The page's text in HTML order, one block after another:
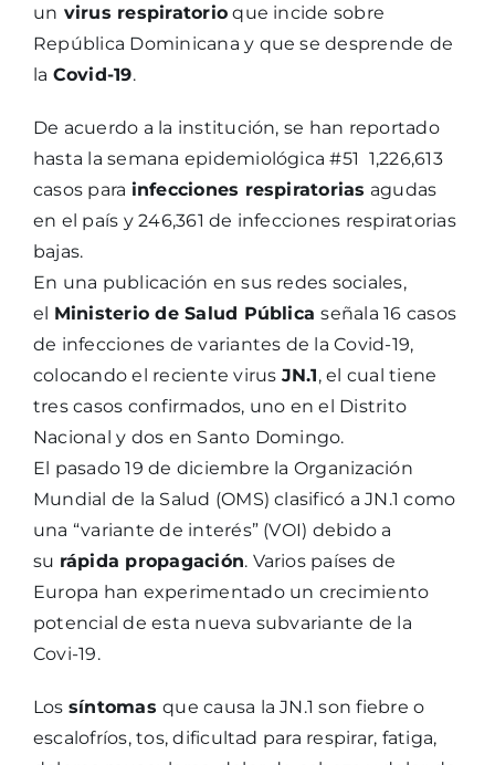
un virus respiratorio que incide sobre
República Dominicana y que se desprende de
la Covid-19.
De acuerdo a la institución, se han reportado
hasta la semana epidemiológica #51 1,226,613
casos para infecciones respiratorias agudas
en el país y 246,361 de infecciones respiratorias
bajas.
En una publicación en sus redes sociales,
el Ministerio de Salud Públicaseñala 16 casos
de infecciones de variantes de la Covid-19,
colocando el reciente virus JN.1, el cual tiene
tres casos confirmados, uno en el Distrito
Nacional y dos en Santo Domingo.
El pasado 19 de diciembre la Organización
Mundial de la Salud (OMS) clasificó a JN.1 como
una “variante de interés” (VOI) debido a
su rápida propagación. Varios países de
Europa han experimentado un crecimiento
potencial de esta nueva subvariante de la
Covi-19.
Los síntomasque causa la JN.1 son fiebre o
escalofríos, tos, dificultad para respirar, fatiga,